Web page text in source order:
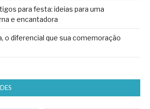
para festa: ideias para uma
e encantadora
o diferencial que sua comemoração